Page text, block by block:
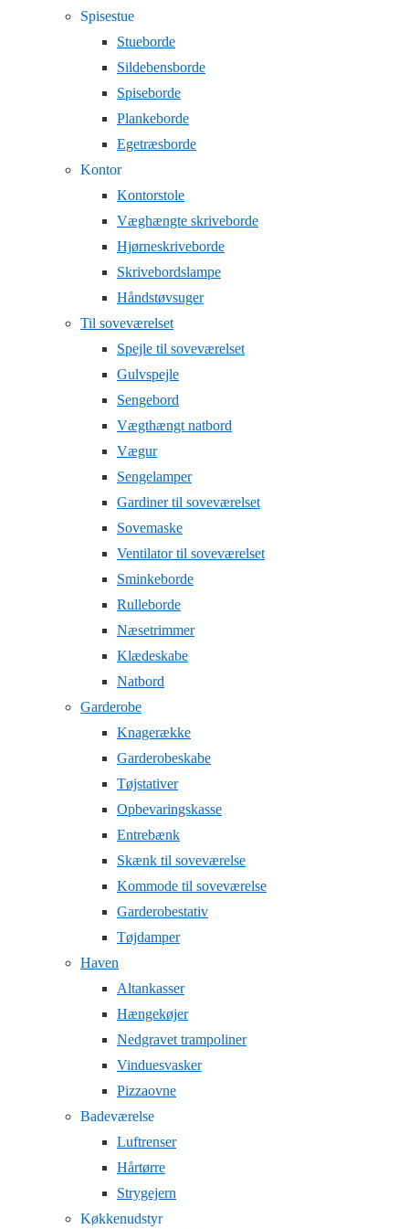
Spisestue
Stueborde
Sildebensborde
Spiseborde
Plankeborde
Egetræsborde
Kontor
Kontorstole
Væghængte skriveborde
Hjørneskriveborde
Skrivebordslampe
Håndstøvsuger
Til soveværelset
Spejle til soveværelset
Gulvspejle
Sengebord
Vægthængt natbord
Vægur
Sengelamper
Gardiner til soveværelset
Sovemaske
Ventilator til soveværelset
Sminkeborde
Rulleborde
Næsetrimmer
Klædeskabe
Natbord
Garderobe
Knagerække
Garderobeskabe
Tøjstativer
Opbevaringskasse
Entrebænk
Skænk til soveværelse
Kommode til soveværelse
Garderobestativ
Tøjdamper
Haven
Altankasser
Hængekøjer
Nedgravet trampoliner
Vinduesvasker
Pizzaovne
Badeværelse
Luftrenser
Hårtørre
Strygejern
Køkkenudstyr